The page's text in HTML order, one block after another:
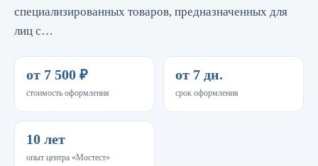
специализированных товаров, предназначенных для
лиц с…
от 7 500 ₽
стоимость оформления
от 7 дн.
срок оформления
10 лет
опыт центра «Мостест»